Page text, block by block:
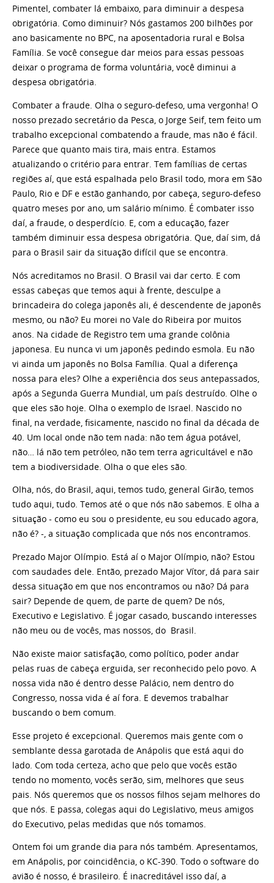
Pimentel, combater lá embaixo, para diminuir a despesa
obrigatória. Como diminuir? Nós gastamos 200 bilhões por
ano basicamente no BPC, na aposentadoria rural e Bolsa
Família. Se você consegue dar meios para essas pessoas
deixar o programa de forma voluntária, você diminui a
despesa obrigatória.
Combater a fraude. Olha o seguro-defeso, uma vergonha! O
nosso prezado secretário da Pesca, o Jorge Seif, tem feito um
trabalho excepcional combatendo a fraude, mas não é fácil.
Parece que quanto mais tira, mais entra. Estamos
atualizando o critério para entrar. Tem famílias de certas
regiões aí, que está espalhada pelo Brasil todo, mora em São
Paulo, Rio e DF e estão ganhando, por cabeça, seguro-defeso
quatro meses por ano, um salário mínimo. É combater isso
daí, a fraude, o desperdício. E, com a educação, fazer
também diminuir essa despesa obrigatória. Que, daí sim, dá
para o Brasil sair da situação difícil que se encontra.
Nós acreditamos no Brasil. O Brasil vai dar certo. E com
essas cabeças que temos aqui à frente, desculpe a
brincadeira do colega japonês ali, é descendente de japonês
mesmo, ou não? Eu morei no Vale do Ribeira por muitos
anos. Na cidade de Registro tem uma grande colônia
japonesa. Eu nunca vi um japonês pedindo esmola. Eu não
vi ainda um japonês no Bolsa Família. Qual a diferença
nossa para eles? Olhe a experiência dos seus antepassados,
após a Segunda Guerra Mundial, um país destruído. Olhe o
que eles são hoje. Olha o exemplo de Israel. Nascido no
final, na verdade, fisicamente, nascido no final da década de
40. Um local onde não tem nada: não tem água potável,
não… lá não tem petróleo, não tem terra agricultável e não
tem a biodiversidade. Olha o que eles são.
Olha, nós, do Brasil, aqui, temos tudo, general Girão, temos
tudo aqui, tudo. Temos até o que nós não sabemos. E olha a
situação - como eu sou o presidente, eu sou educado agora,
não é? -, a situação complicada que nós nos encontramos.
Prezado Major Olímpio. Está aí o Major Olímpio, não? Estou
com saudades dele. Então, prezado Major Vítor, dá para sair
dessa situação em que nos encontramos ou não? Dá para
sair? Depende de quem, de parte de quem? De nós,
Executivo e Legislativo. É jogar casado, buscando interesses
não meu ou de vocês, mas nossos, do Brasil.
Não existe maior satisfação, como político, poder andar
pelas ruas de cabeça erguida, ser reconhecido pelo povo. A
nossa vida não é dentro desse Palácio, nem dentro do
Congresso, nossa vida é aí fora. E devemos trabalhar
buscando o bem comum.
Esse projeto é excepcional. Queremos mais gente com o
semblante dessa garotada de Anápolis que está aqui do
lado. Com toda certeza, acho que pelo que vocês estão
tendo no momento, vocês serão, sim, melhores que seus
pais. Nós queremos que os nossos filhos sejam melhores do
que nós. E passa, colegas aqui do Legislativo, meus amigos
do Executivo, pelas medidas que nós tomamos.
Ontem foi um grande dia para nós também. Apresentamos,
em Anápolis, por coincidência, o KC-390. Todo o software do
avião é nosso, é brasileiro. É inacreditável isso daí, a